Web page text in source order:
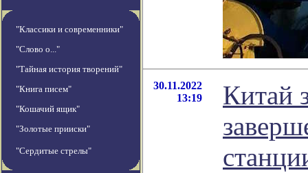
"Классики и современники"
"Слово о..."
"Тайная история творений"
"Книга писем"
"Кошачий ящик"
"Золотые прииски"
"Сердитые стрелы"
30.11.2022
13:19
Китай